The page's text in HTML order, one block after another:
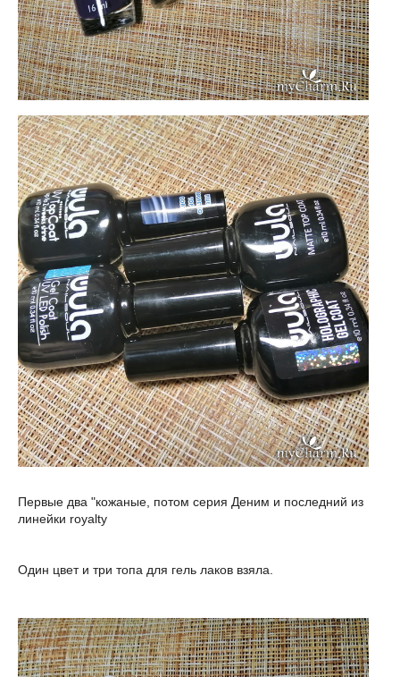
Первые два "кожаные, потом серия Деним и последний из
линейки royalty
Один цвет и три топа для гель лаков взяла.